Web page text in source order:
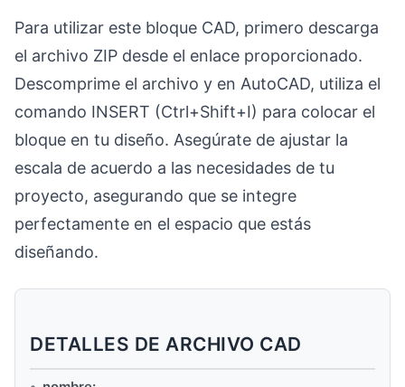
Para utilizar este bloque CAD, primero descarga
el archivo ZIP desde el enlace proporcionado.
Descomprime el archivo y en AutoCAD, utiliza el
comando INSERT (Ctrl+Shift+I) para colocar el
bloque en tu diseño. Asegúrate de ajustar la
escala de acuerdo a las necesidades de tu
proyecto, asegurando que se integre
perfectamente en el espacio que estás
diseñando.
DETALLES DE ARCHIVO CAD